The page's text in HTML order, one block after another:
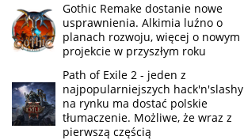
Gothic Remake dostanie nowe
usprawnienia. Alkimia luźno o
planach rozwoju, więcej o nowym
projekcie w przyszłym roku
Path of Exile 2 - jeden z
najpopularniejszych hack'n'slashy
na rynku ma dostać polskie
tłumaczenie. Możliwe, że wraz z
pierwszą częścią